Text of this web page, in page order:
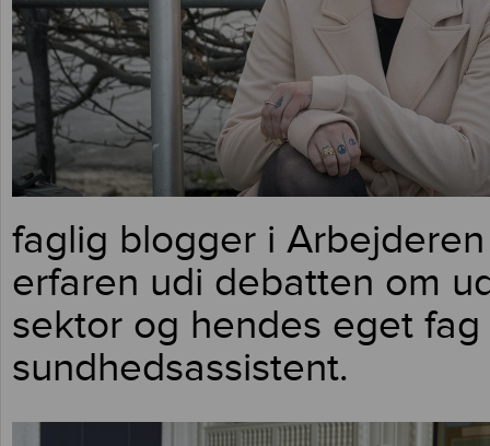
faglig blogger i
erfaren udi debatten om
sektor og hendes eget
sundhedsassistent.